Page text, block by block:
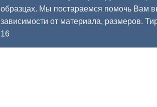
образцах. Мы постараемся помочь Вам
зависимости от материала, размеров.
16